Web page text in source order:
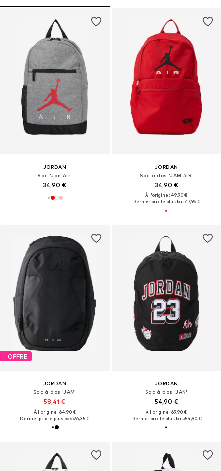
JORDAN
Sac 'Jan Air'
34,90 €
JORDAN
Sac à dos 'JAM AIR'
34,90 €
À l'origine : 49,90 €
Dernier prix le plus bas :17,96 €
OFFRE
JORDAN
Sac à dos 'JAM'
58,41 €
À l'origine : 64,90 €
Dernier prix le plus bas :26,35 €
JORDAN
Sac à dos 'JAN'
54,90 €
À l'origine : 69,90 €
Dernier prix le plus bas :54,90 €